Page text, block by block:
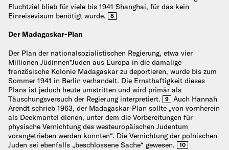
Fluchtziel blieb für viele bis 1941 Shanghai, für das kein
Einreisevisum benötigt wurde.
8
Der Madagaskar-Plan
Der Plan der nationalsozialistischen Regierung, etwa vier
Millionen Jüdinnen*Juden aus Europa in die damalige
französische Kolonie Madagaskar zu deportieren, wurde bis zum
Sommer 1941 in Berlin verhandelt. Die Ernsthaftigkeit dieses
Plans ist jedoch heute umstritten und wird primär als
Täuschungsversuch der Regierung interpretiert.
9
Auch Hannah
Arendt schrieb 1963, der Madagaskar-Plan sollte „von vornherein
als Deckmantel dienen, unter dem die Vorbereitungen für
physische Vernichtung des westeuropäischen Judentum
vorangetrieben werden konnten“. Die Vernichtung der polnischen
Juden sei ebenfalls „beschlossene Sache“ gewesen.
10